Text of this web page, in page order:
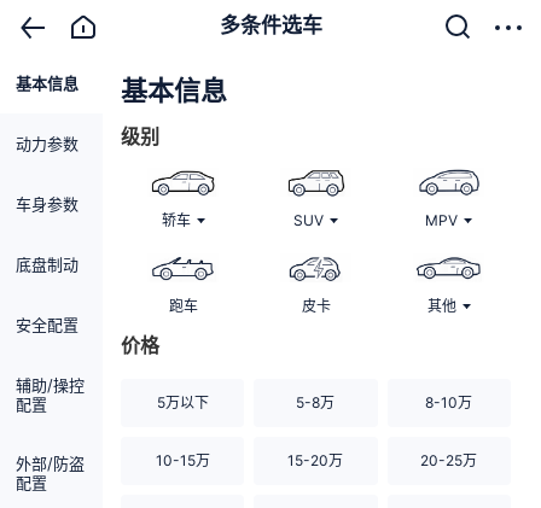
多条件选车
基本信息
动力参数
车身参数
底盘制动
安全配置
辅助/操控
配置
外部/防盗
配置
基本信息
级别
轿车 SUV MPV
跑车 皮卡 其他
价格
5万以下 5-8万 8-10万
10-15万 15-20万 20-25万